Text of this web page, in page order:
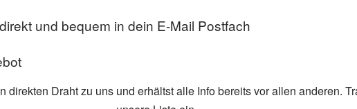
und bequem in dein E-Mail Postfach
direkten Draht zu uns und erhältst alle Info bereits vor allen anderen.